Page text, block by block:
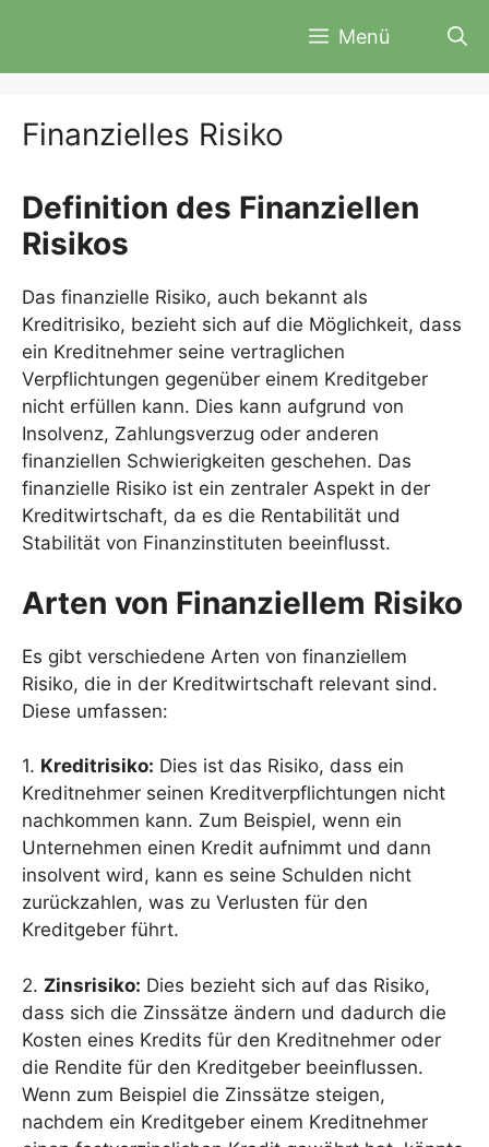
Menü
Finanzielles Risiko
Definition des Finanziellen
Risikos
Das finanzielle Risiko, auch bekannt als
Kreditrisiko, bezieht sich auf die Möglichkeit, dass
ein Kreditnehmer seine vertraglichen
Verpflichtungen gegenüber einem Kreditgeber
nicht erfüllen kann. Dies kann aufgrund von
Insolvenz, Zahlungsverzug oder anderen
finanziellen Schwierigkeiten geschehen. Das
finanzielle Risiko ist ein zentraler Aspekt in der
Kreditwirtschaft, da es die Rentabilität und
Stabilität von Finanzinstituten beeinflusst.
Arten von Finanziellem Risiko
Es gibt verschiedene Arten von finanziellem
Risiko, die in der Kreditwirtschaft relevant sind.
Diese umfassen:
1. Kreditrisiko: Dies ist das Risiko, dass ein
Kreditnehmer seinen Kreditverpflichtungen nicht
nachkommen kann. Zum Beispiel, wenn ein
Unternehmen einen Kredit aufnimmt und dann
insolvent wird, kann es seine Schulden nicht
zurückzahlen, was zu Verlusten für den
Kreditgeber führt.
2. Zinsrisiko: Dies bezieht sich auf das Risiko,
dass sich die Zinssätze ändern und dadurch die
Kosten eines Kredits für den Kreditnehmer oder
die Rendite für den Kreditgeber beeinflussen.
Wenn zum Beispiel die Zinssätze steigen,
nachdem ein Kreditgeber einem Kreditnehmer